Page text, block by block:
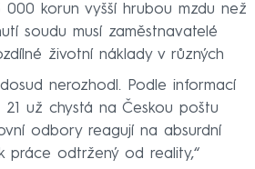
korun vyšší hrubou mzdu než
soudu musí zaměstnavatelé
životní náklady v různých
nerozhodl. Podle informací
už chystá na Českou poštu
odbory reagují na absurdní
práce odtržený od reality,“